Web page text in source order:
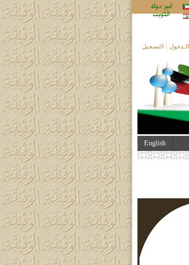
أمير دولة
الكويت
الـدخول التسجيل
English